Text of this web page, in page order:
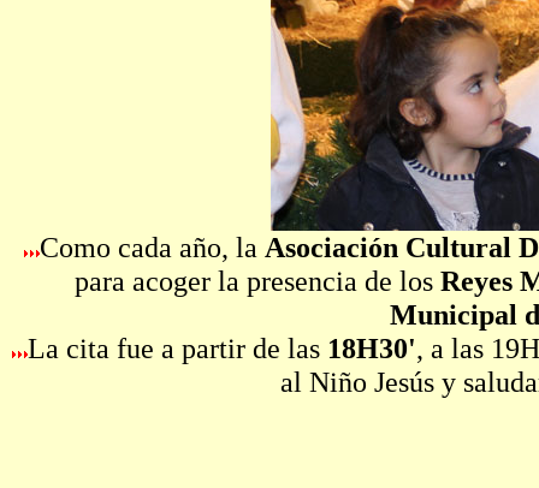
Como cada año, la Asociación Cultural
para acoger la presencia de los Reyes
Municipal
La cita fue a partir de las 18H30', a las
al Niño Jesús y